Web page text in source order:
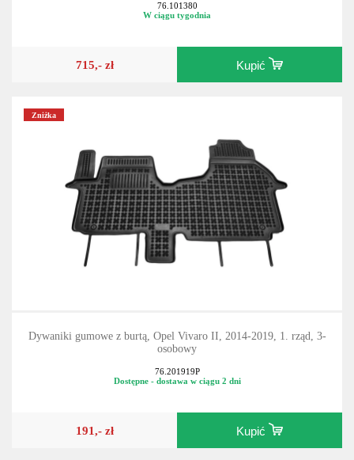
76.101380
W ciągu tygodnia
715,- zł Kupić
Zniżka
Dywaniki gumowe z burtą, Opel Vivaro II, 2014-2019, 1. rząd, 3-
osobowy
76.201919P
Dostępne - dostawa w ciągu 2 dni
191,- zł Kupić